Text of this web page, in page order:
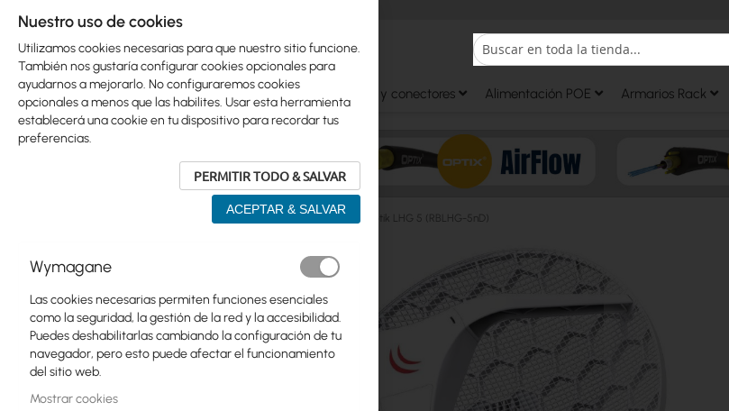
Search
Ubiquiti Mikrotik WiFi Antenas Cables y conectores Alimentación POE Armarios Rack
Mikrotik LHG 5 (RBLHG-5nD)
Skip
product
list
Ubiquiti
Mikrotik
WiFi
Antenas
al
de
la
galería
de
Nuestro uso de cookies
Utilizamos cookies necesarias para que nuestro sitio funcione.
También nos gustaría configurar cookies opcionales para
ayudarnos a mejorarlo. No configuraremos cookies
opcionales a menos que las habilites. Usar esta herramienta
establecerá una cookie en tu dispositivo para recordar tus
preferencias.
PERMITIR TODO & SALVAR
ACEPTAR & SALVAR
Wymagane
Las cookies necesarias permiten funciones esenciales
como la seguridad, la gestión de la red y la accesibilidad.
Puedes deshabilitarlas cambiando la configuración de tu
navegador, pero esto puede afectar el funcionamiento
del sitio web.
Mostrar cookies